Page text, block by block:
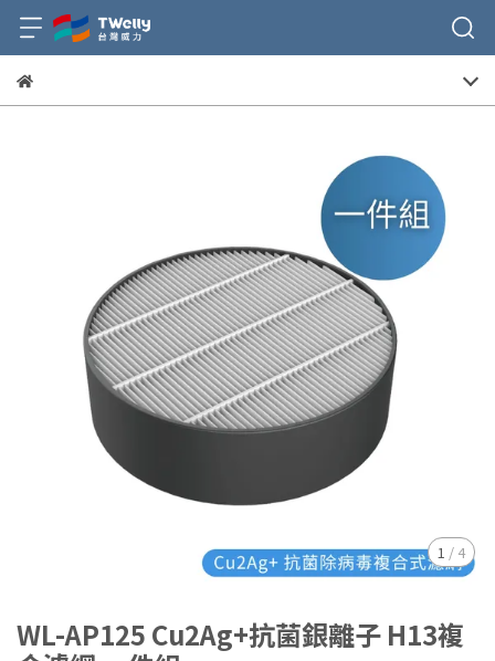
1 / 4
WL-AP125 Cu2Ag+抗菌銀離子 H13複